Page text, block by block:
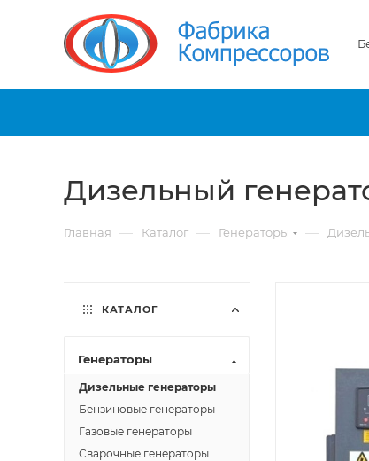
Дизельный
Главная — Каталог — Генераторы —
КАТАЛОГ
Генераторы
Дизельные генераторы
Бензиновые генераторы
Газовые генераторы
Сварочные генераторы